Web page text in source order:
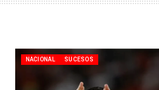
NACIONAL SUCESOS